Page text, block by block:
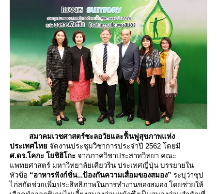
สมาคมเวชศาสตร์ชะลอวัยและฟื้นฟูสุขภาพแห่ง
ประเทศไท จัดงานประชุมวิชาการประจำปี 2562 โดยมี
ศ.ดร.โคกะ โยชิฮิโกะ จากภาควิชาประสาทวิทยา คณะ
พทยศาสตร์ มหาวิทยาลัยเคียวริน ประเทศญี่ปุ่น บรรยายใน
หัวข้อ “อาหารฟังก์ชั่น...ป้องกันความเสื่อมของสมอง” ระบุว่าซุป
ไก่สกัดช่วยเพิ่มประสิทธิภาพในการทำงานของสมอง โดยช่วยให้